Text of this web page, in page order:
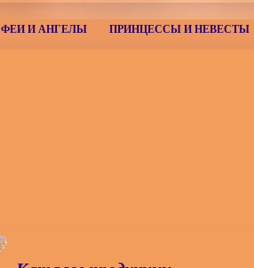
ФЕИ И АНГЕЛЫ ПРИНЦЕССЫ И НЕВЕСТЫ